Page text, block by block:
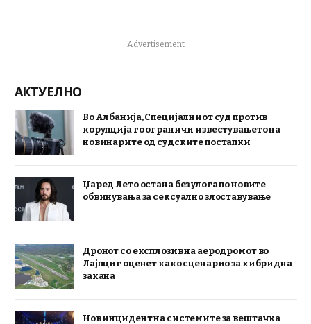
Advertisement
АКТУЕЛНО
Во Албанија, Специјалниот суд против
корупција го ограничи известувањето на
новинарите од судските постапки
Џаред Лето остана без улога по новите
обвинувања за сексуално злоставување
Дронот со експлозив на аеродромот во
Лајпциг оценет како сценарио за хибридна
закана
Нов инцидент на системите за вештачка